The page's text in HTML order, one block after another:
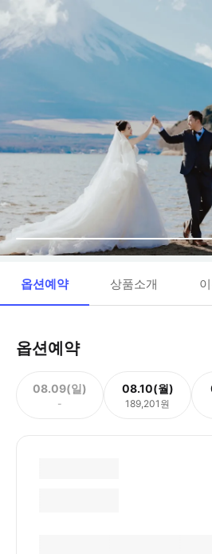
옵션예약 상품소개
옵션예약
08.09(일)
-
08.10(월)
189,201원